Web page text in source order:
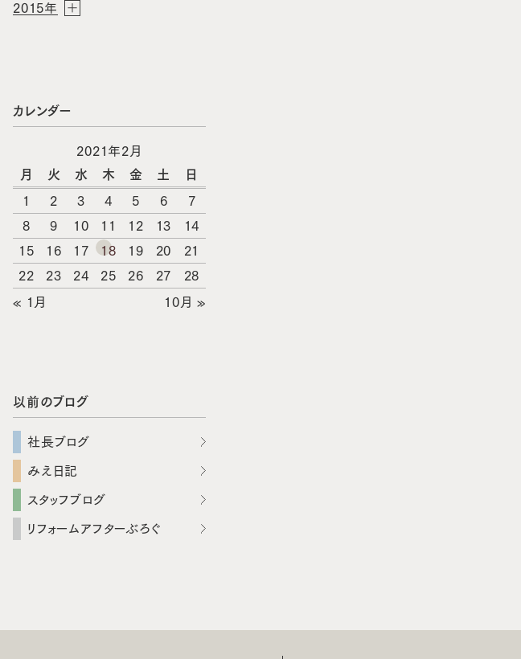
2015年
カレンダー
2021年2月
月
火 水 木 金 土 日
1 2 3 4 5 6
7
8
9 10 11 12 13
14
15
16 17 18 19 20
21
22
23 24 25 26 27 28
« 1月 10月 »
以前のブログ
社長ブログ
みえ日記
スタッフブログ
リフォームアフターぶろぐ